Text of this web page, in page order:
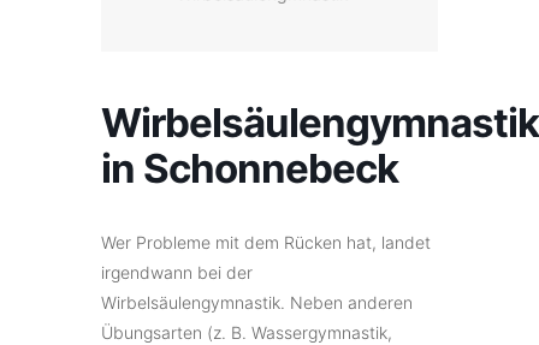
Wirbelsäulengymnastik
in Schonnebeck
Wer Probleme mit dem Rücken hat, landet
irgendwann bei der
Wirbelsäulengymnastik. Neben anderen
Übungsarten (z. B. Wassergymnastik,